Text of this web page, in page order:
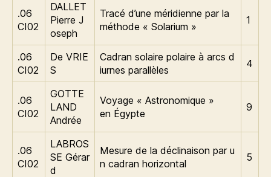
.06
CI02
DALLET
Pierre J
oseph
Tracé d’une méridienne par la
méthode « Solarium »
1
.06
CI02
De VRIE
S
Cadran solaire polaire à arcs d
iurnes parallèles
4
.06
CI02
GOTTE
LAND
Andrée
Voyage « Astronomique »
en Égypte
9
.06
CI02
LABROS
SE Gérar
d
Mesure de la déclinaison par u
n cadran horizontal
5